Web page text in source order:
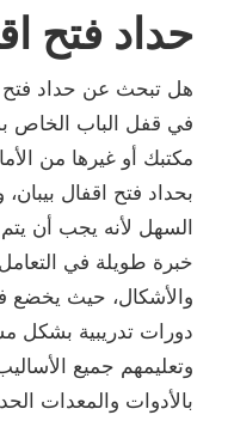
حداد فتح
هل تبحث عن حداد فتح
في قفل الباب الخاص
مكتبك أو غيرها من
بحداد فتح اقفال
السهل لأنه يجب أن
خبرة طويلة في
والأشكال، حيث يخضع
دورات تدريبية بشكل
وتعليمهم جميع
بالأدوات والمعدات